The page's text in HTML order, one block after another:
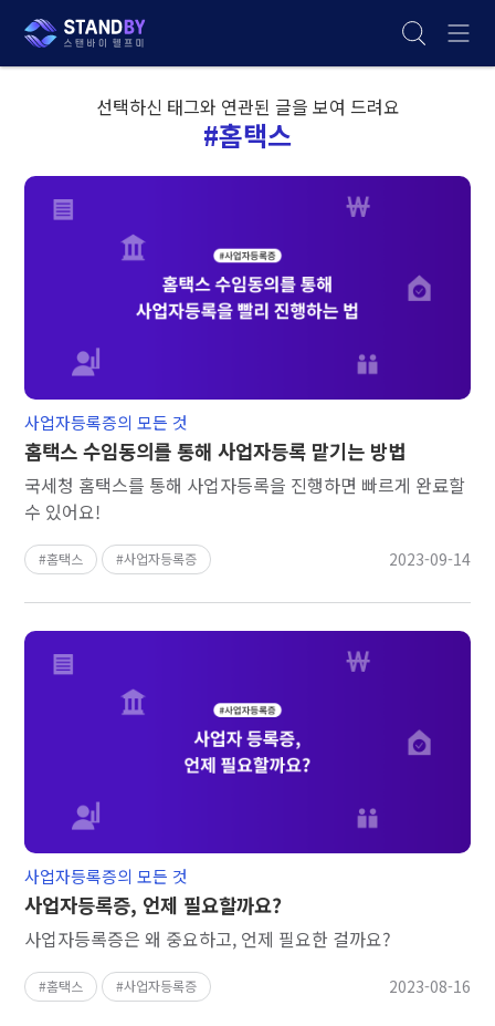
#홈택스
선택하신 태그와 연관된 글을 보여 드려요
홈택스 수임동의를 통해 사업자등록 맡기는 방법
국세청 홈택스를 통해 사업자등록을 진행하면 빠르게 완료할
수 있어요!
사업자등록증의 모든 것
홈택스 사업자등록증 2023-09-14
사업자등록증, 언제 필요할까요?
사업자등록증은 왜 중요하고, 언제 필요한 걸까요?
사업자등록증의 모든 것
홈택스 사업자등록증 2023-08-16